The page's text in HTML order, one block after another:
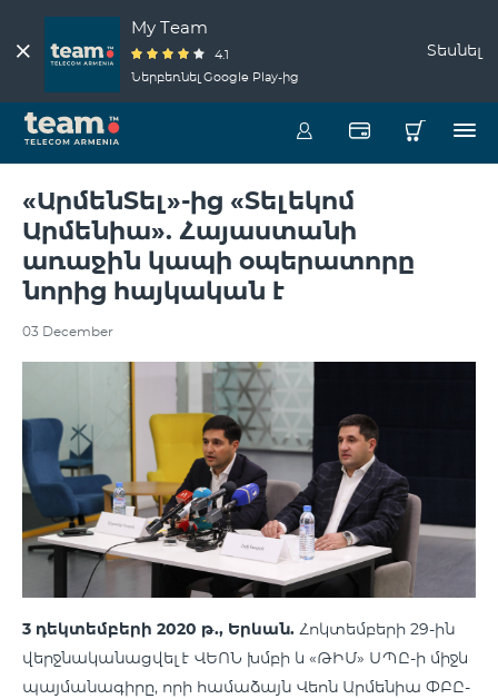
My Team
4.1
Ներբեռնել Google Play-ից
Տեսնել
«ԱրմենՏել»-ից «Տելեկոմ
Արմենիա». Հայաստանի
առաջին կապի օպերատորը
նորից հայկական է
03 December
3 դեկտեմբերի 2020 թ., Երևան. Հոկտեմբերի 29-ին
վերջնականացվել է ՎԵՈՆ խմբի և «ԹԻՄ» ՍՊԸ-ի միջև
պայմանագիրը, որի համաձայն Վեոն Արմենիա ՓԲԸ-